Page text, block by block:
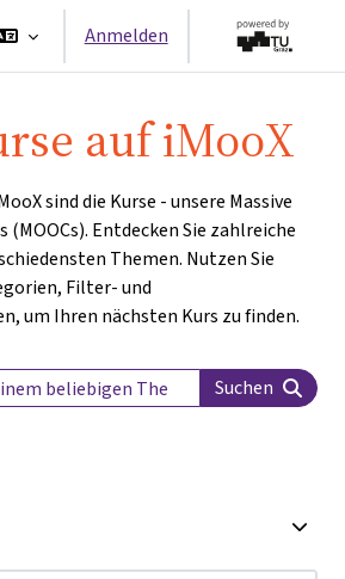
Anmelden
auf iMooX
sind die Kurse - unsere Massive
(MOOCs). Entdecken Sie zahlreiche
Themen. Nutzen Sie
Filter- und
um Ihren nächsten Kurs zu finden.
Search Label Suchen